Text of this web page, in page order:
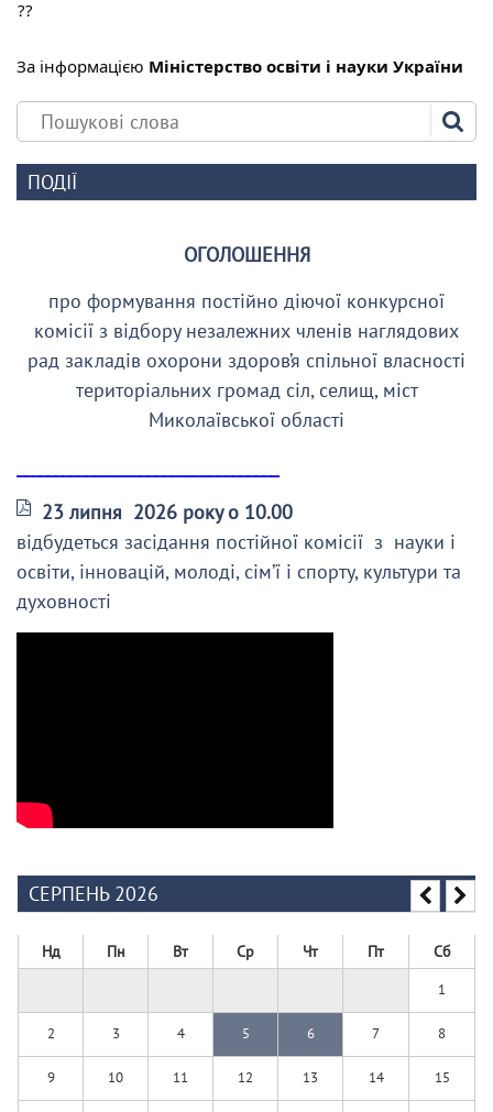
За інформацією Міністерство освіти і науки України
ПОДІЇ
ОГОЛОШЕННЯ
про формування постійно діючої конкурсної
комісії з відбору незалежних членів наглядових
рад закладів охорони здоров’я спільної власності
територіальних громад сіл, селищ, міст
Миколаївської області
23 липня 2026 року о 10.00
відбудеться засідання постійної комісії з науки і
освіти, інновацій, молоді, сім’ї і спорту, культури та
духовності
СЕРПЕНЬ 2026
Нд Пн Вт Ср Чт Пт Сб
1
2 3 4 5 6 7 8
9 10 11 12 13 14 15